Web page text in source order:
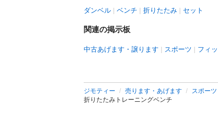
ダンベル ベンチ 折りたたみ セット
関連の掲示板
中古あげます・譲ります スポーツ フィ
ジモティー 売ります・あげます スポーツ
折りたたみトレーニングベンチ